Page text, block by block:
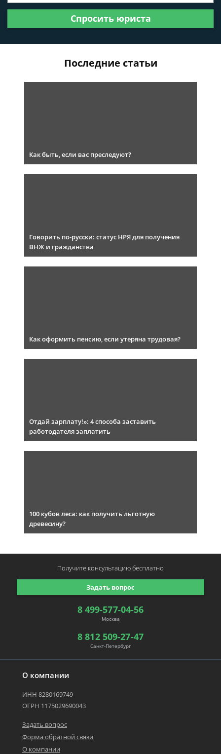
Спросить юриста
Последние статьи
Как быть, если вас преследуют?
Говорить по-русски: статус НРЯ для получения
ВНЖ и гражданства
Как оформить пенсию, если утеряна трудовая?
Отдай зарплату!»: 4 способа заставить
работодателя заплатить
100 кубов леса: как получить льготную
древесину?
О компании
ИНН 8280169749
ОГРН 1175029690043
Задать вопрос
Форма обратной связи
О компании
8 499-577-04-56
Москва
8 812 509-27-47
Санкт-Петербург
Задать вопрос
Получите консультациюбесплатно